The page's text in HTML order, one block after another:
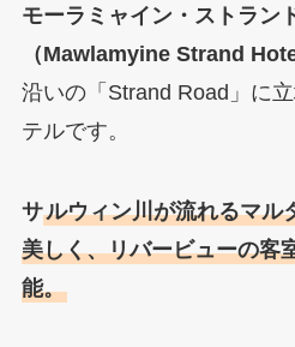
モーラミャイン・ストラン
（Mawlamyine Strand
沿いの「Strand Road」に
テルです。
サルウィン川が流れるマル
美しく、リバービューの客
能。